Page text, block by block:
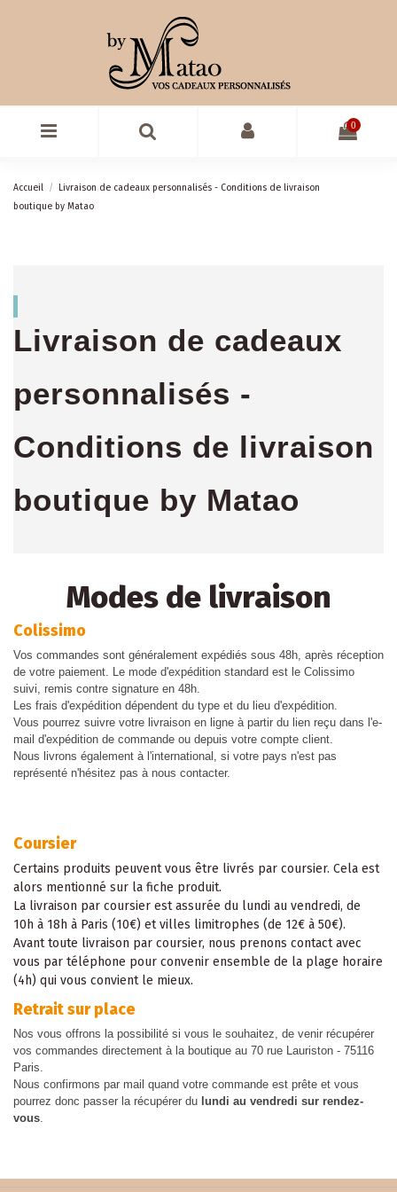
0
Accueil
Livraison de cadeaux personnalisés - Conditions de livraison
boutique by Matao
Livraison de cadeaux
personnalisés -
Conditions de livraison
boutique by Matao
Modes de livraison
Colissimo
Vos commandes sont généralement expédiés sous 48h, après réception
de votre paiement. Le mode d'expédition standard est le Colissimo
suivi, remis contre signature en 48h.
Les frais d'expédition dépendent du type et du lieu d'expédition.
Vous pourrez suivre votre livraison en ligne à partir du lien reçu dans l'e-
mail d'expédition de commande ou depuis votre compte client.
Nous livrons également à l'international, si votre pays n'est pas
représenté n'hésitez pas à nous contacter.
Coursier
Certains produits peuvent vous être livrés par coursier. Cela est
alors mentionné sur la fiche produit.
La livraison par coursier est assurée du lundi au vendredi, de
10h à 18h à Paris (10€) et villes limitrophes (de 12€ à 50€).
Avant toute livraison par coursier, nous prenons contact avec
vous par téléphone pour convenir ensemble de la plage horaire
(4h) qui vous convient le mieux.
Retrait sur place
Nos vous offrons la possibilité si vous le souhaitez, de venir récupérer
vos commandes directement à la boutique au 70 rue Lauriston - 75116
Paris.
Nous confirmons par mail quand votre commande est prête et vous
pourrez donc passer la récupérer du lundi au vendredi sur rendez-
vous